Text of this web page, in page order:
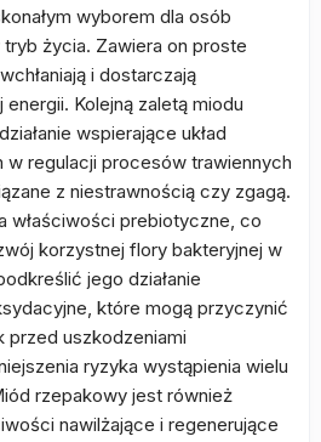
wyborem dla osób
życia. Zawiera on proste
i dostarczają
Kolejną zaletą miodu
wspierające układ
w regulacji procesów trawiennych
z niestrawnością czy zgagą.
właściwości prebiotyczne, co
korzystnej flory bakteryjnej w
jego działanie
które mogą przyczynić
przed uszkodzeniami
ryzyka wystąpienia wielu
rzepakowy jest również
nawilżające i regenerujące